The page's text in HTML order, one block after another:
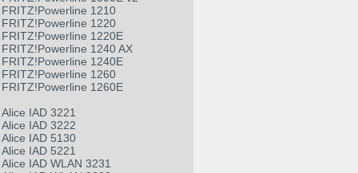
FRITZ!Powerline 1210
FRITZ!Powerline 1220
FRITZ!Powerline 1220E
FRITZ!Powerline 1240 AX
FRITZ!Powerline 1240E
FRITZ!Powerline 1260
FRITZ!Powerline 1260E
Alice IAD 3221
Alice IAD 3222
Alice IAD 5130
Alice IAD 5221
Alice IAD WLAN 3231